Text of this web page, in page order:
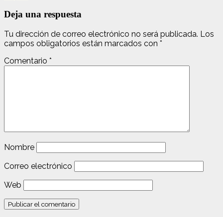
Deja una respuesta
Tu dirección de correo electrónico no será publicada. Los
campos obligatorios están marcados con *
Comentario *
Nombre
Correo electrónico
Web